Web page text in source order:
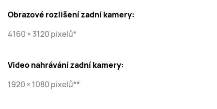
Obrazové rozlišení zadní kamery:
4160 × 3120 pixelů*
Video nahrávání zadní kamery:
1920 × 1080 pixelů**